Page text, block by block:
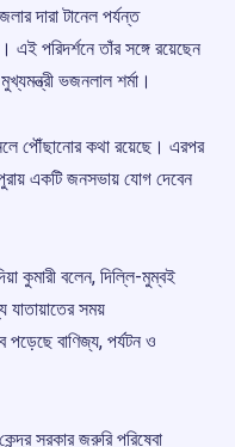
দারা টানেল পর্যন্ত
এই পরিদর্শনে তাঁর সঙ্গে রয়েছেন
ভজনলাল শর্মা।
পৌঁছানোর কথা রয়েছে। এরপর
একটি জনসভায় যোগ দেবেন
কুমারী বলেন, দিল্লি-মুম্বই
যাতায়াতের সময়
বাণিজ্য, পর্যটন ও
সরকার জরুরি পরিষেবা